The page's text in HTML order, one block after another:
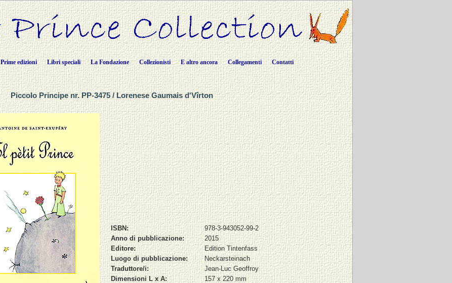
Prime edizioni Libri speciali La Fondazione Collezionisti E altro ancora Collegamenti Contatti
Piccolo Principe nr. PP-3475 / Lorenese Gaumais d'Vîrton
ISBN:
978-3-943052-99-2
Anno di pubblicazione:
2015
Editore:
Edition Tintenfass
Luogo di pubblicazione:
Neckarsteinach
Traduttore/i:
Jean-Luc Geoffroy
Dimensioni L x A:
157 x 220 mm